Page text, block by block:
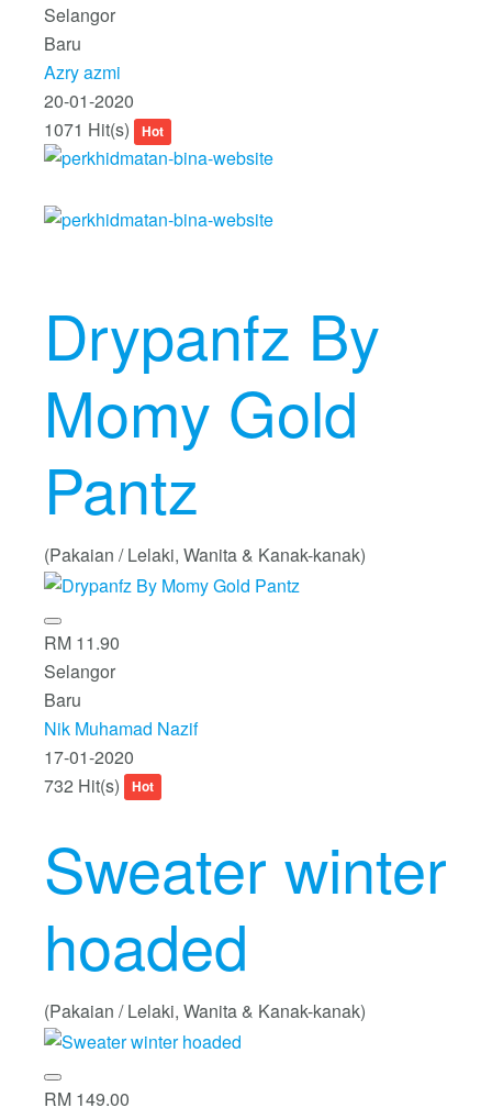
Selangor
Baru
Azry azmi
20-01-2020
1071 Hit(s)
Hot
Drypanfz By
Momy Gold
Pantz
(Pakaian / Lelaki, Wanita & Kanak-kanak)
RM 11.90
Selangor
Baru
Nik Muhamad Nazif
17-01-2020
732 Hit(s)
Hot
Sweater winter
hoaded
(Pakaian / Lelaki, Wanita & Kanak-kanak)
RM 149.00